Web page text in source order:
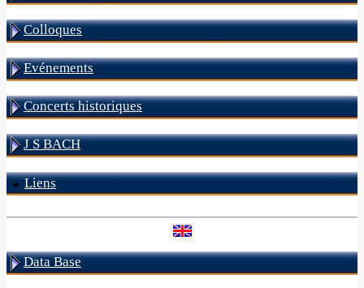
Colloques
Evénements
Concerts historiques
J S BACH
Liens
Data Base